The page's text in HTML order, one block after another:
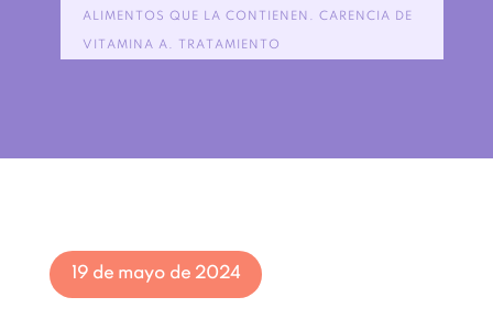
ALIMENTOS QUE LA CONTIENEN. CARENCIA DE
VITAMINA A. TRATAMIENTO
19 de mayo de 2024